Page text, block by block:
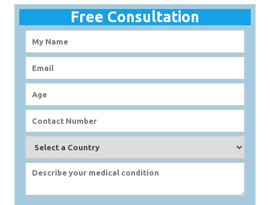
Free Consultation